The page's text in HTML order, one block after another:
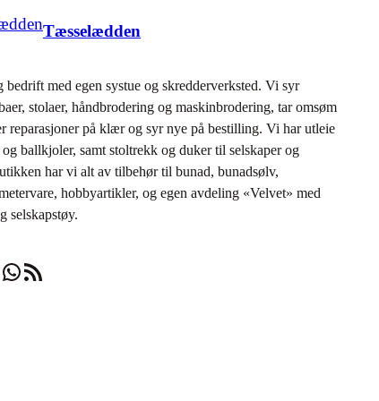
Tæsselædden
bedrift med egen systue og skredderverksted. Vi syr
stolaer, håndbrodering og maskinbrodering, tar omsøm
reparasjoner på klær og syr nye på bestilling. Vi har utleie
ballkjoler, samt stoltrekk og duker til selskaper og
har vi alt av tilbehør til bunad­, bunadsølv,
hobbyartikler, og egen avdeling «Velvet» med
selskapstøy.
WhatsApp RSS-strøm